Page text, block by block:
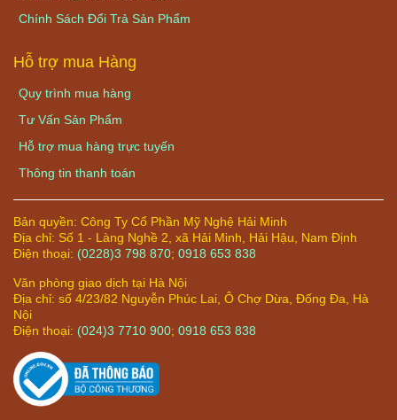
Chính Sách Đổi Trả Sản Phẩm
Hỗ trợ mua Hàng
Quy trình mua hàng
Tư Vấn Sản Phẩm
Hỗ trợ mua hàng trực tuyến
Thông tin thanh toán
Bản quyền: Công Ty Cổ Phần Mỹ Nghệ Hải Minh
Địa chỉ: Số 1 - Làng Nghề 2, xã Hải Minh, Hải Hậu, Nam Định
Điện thoại: (0228)3 798 870; 0918 653 838
Văn phòng giao dịch tại Hà Nội
Địa chỉ: số 4/23/82 Nguyễn Phúc Lai, Ô Chợ Dừa, Đống Đa, Hà
Nội
Điện thoại: (024)3 7710 900; 0918 653 838